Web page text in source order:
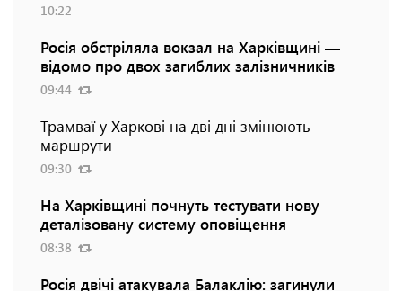
10:22
Росія обстріляла вокзал на Харківщині —
відомо про двох загиблих залізничників
09:44
Трамваї у Харкові на дві дні змінюють
маршрути
09:30
На Харківщині почнуть тестувати нову
деталізовану систему оповіщення
08:38
Росія двічі атакувала Балаклію: загинули